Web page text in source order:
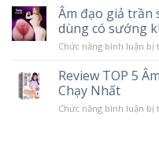
Âm đạo giả trần
dùng có sướng
Chức năng bình luận bị
Review TOP 5
Chạy Nhất
Chức năng bình luận bị